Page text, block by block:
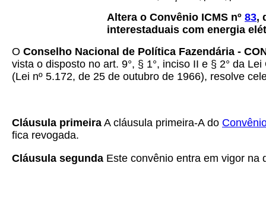
Altera o Convênio ICMS nº 83,
interestaduais com energia
O Conselho Nacional de Política Fazendária -
vista o disposto no art. 9°, § 1°, inciso II e § 2° da
(Lei nº 5.172, de 25 de outubro de 1966), resolve
Cláusula primeira A cláusula primeira-A do
fica revogada.
Cláusula segunda Este convênio entra em vigor na